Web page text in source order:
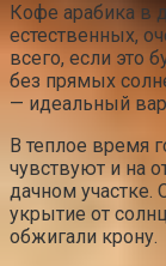
Кофе арабика в
естественных,
всего, если это
без прямых
— идеальный
В теплое время
чувствуют и на
дачном участке.
укрытие от
обжигали крону.